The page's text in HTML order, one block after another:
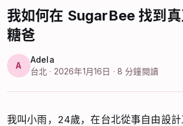
我如何在 SugarBee 找到
糖爸
A
Adela
台北 · 2026年1月16日 · 8 分鐘閱讀
我叫小雨，24歲，在台北從事自由設